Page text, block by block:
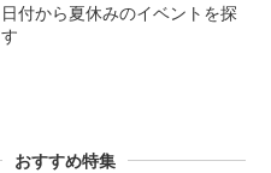
日付から夏休みのイベントを探
す
おすすめ特集